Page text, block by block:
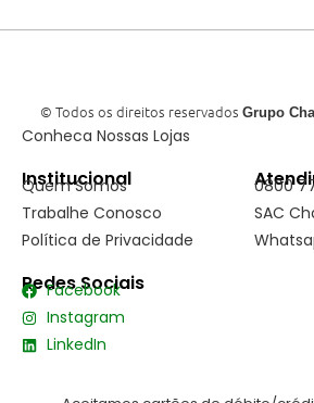
© Todos os direitos reservados Grupo
Conheca Nossas Lojas
Institucional
Quem Somos
Trabalhe Conosco
Política de Privacidade
0800
SAC
Redes Sociais
Facebook
Instagram
LinkedIn